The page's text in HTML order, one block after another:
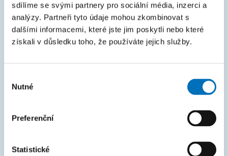
sdílíme se svými partnery pro sociální média, inzerci a
analýzy. Partneři tyto údaje mohou zkombinovat s
dalšími informacemi, které jste jim poskytli nebo které
získali v důsledku toho, že používáte jejich služby.
souhlasu
Nutné
Preferenční
Statistické
Intranet
MAPA STRÁNEK
Věda a výzkum
O fakultě